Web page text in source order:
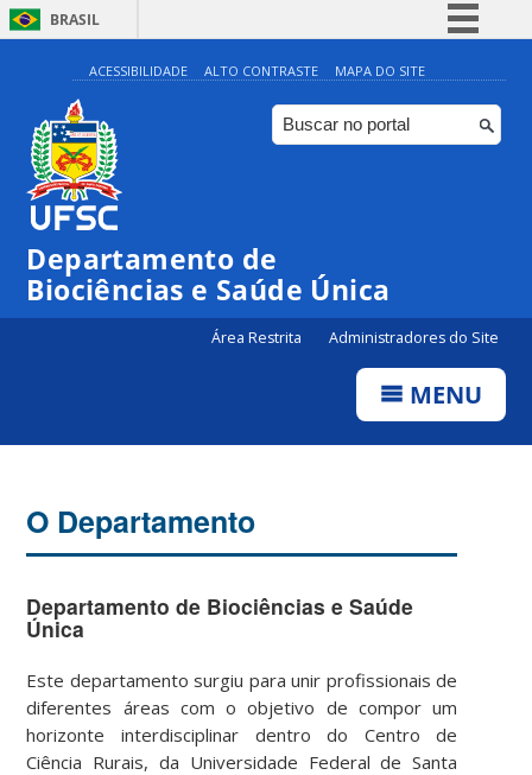
BRASIL
Simplifique!
Comunica BR
Participe
ACESSIBILIDADE ALTO CONTRASTE MAPA DO SITE
Departamento de
Biociências e Saúde Única
Área Restrita Administradores do Site
MENU
O Departamento
Departamento de Biociências e Saúde
Única
Este departamento surgiu para unir profissionais de
diferentes áreas com o objetivo de compor um
horizonte interdisciplinar dentro do Centro de
Ciência Rurais, da Universidade Federal de Santa